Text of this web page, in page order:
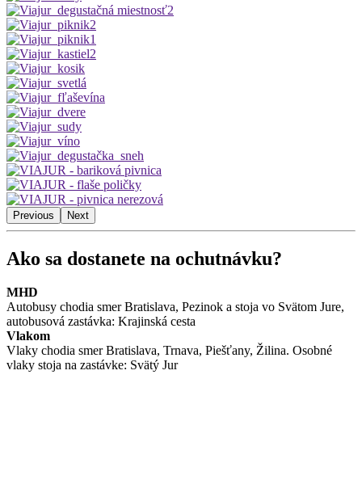
Previous Next
Ako sa dostanete na ochutnávku?
MHD
Autobusy chodia smer Bratislava, Pezinok a stoja vo Svätom Jure,
autobusová zastávka: Krajinská cesta
Vlakom
Vlaky chodia smer Bratislava, Trnava, Piešťany, Žilina. Osobné
vlaky stoja na zastávke: Svätý Jur